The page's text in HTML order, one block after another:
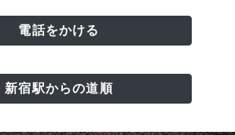
電話をかける
新宿駅からの道順